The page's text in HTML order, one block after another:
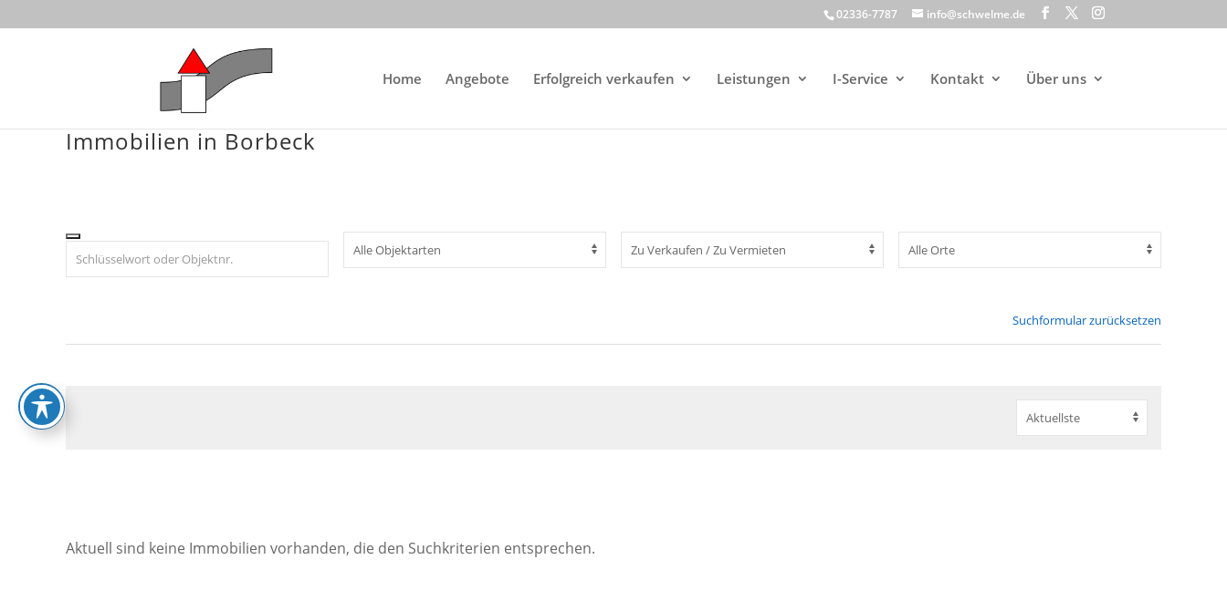
to
02336-7787 info@schwelme.de
Home Angebote Erfolgreich verkaufen Leistungen I-Service Kontakt Über uns
Immobilien in Borbeck
Suchformular zurücksetzen
Aktuell sind keine Immobilien vorhanden, die den Suchkriterien entsprechen.